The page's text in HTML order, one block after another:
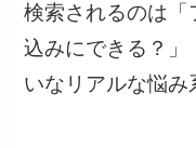
検索されるのは「
込みにできる？」
いなリアルな悩み